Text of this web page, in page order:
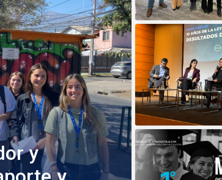
y